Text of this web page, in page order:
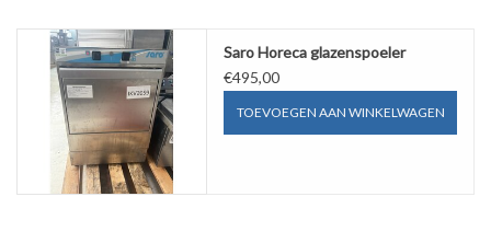
Saro Horeca glazenspoeler
€495,00
TOEVOEGEN AAN WINKELWAGEN